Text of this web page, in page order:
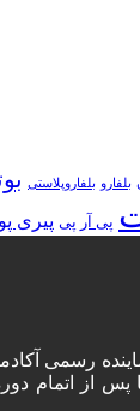
بلفارو بلفاروپلاستی
پی آر پی پیری
رسمی